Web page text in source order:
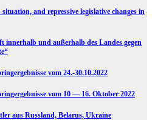
and repressive legislative changes in
innerhalb und außerhalb des Landes gegen
vom 24.-30.10.2022
vom 10 — 16. Oktober 2022
aus Russland, Belarus, Ukraine